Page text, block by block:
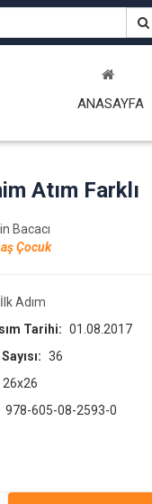
ANASAYFA
Atım Farklı
Bacacı
Çocuk
İlk Adım
Tarihi: 01.08.2017
36
26x26
978-605-08-2593-0